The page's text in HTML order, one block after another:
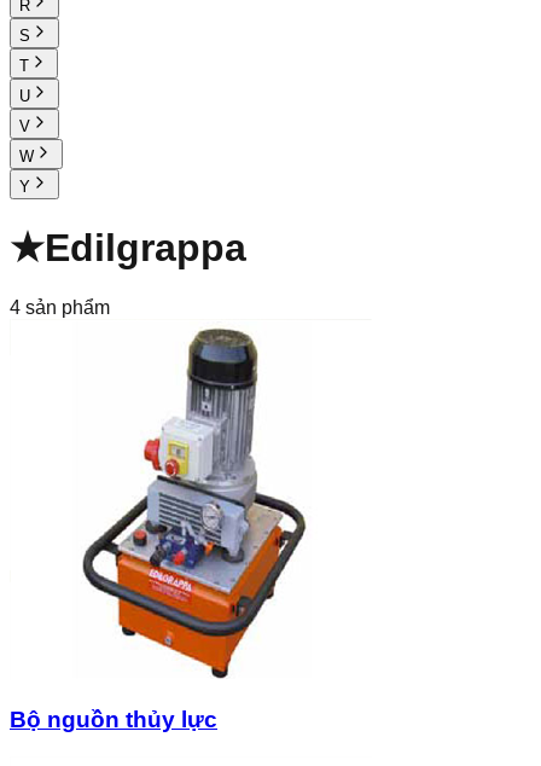
R
S
T
U
V
W
Y
★Edilgrappa
4 sản phẩm
Bộ nguồn thủy lực